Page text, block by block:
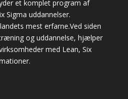
et komplet program af
Sigma uddannelser.
mest erfarne.Ved siden
og uddannelse, hjælper
med Lean, Six